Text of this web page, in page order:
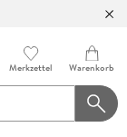
Merkzettel Warenkorb